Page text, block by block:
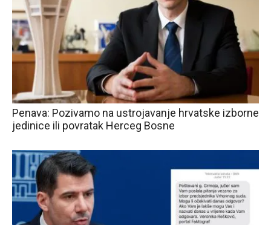
Penava: Pozivamo na ustrojavanje hrvatske izborne
jedinice ili povratak Herceg Bosne